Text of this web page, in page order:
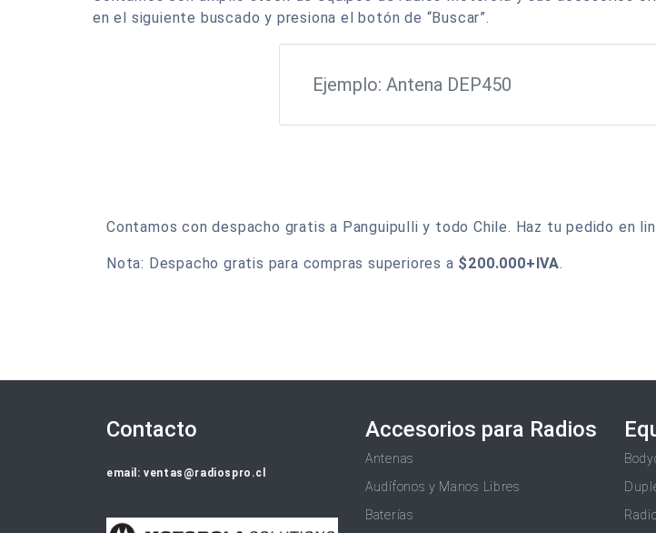
en el siguiente buscado y presiona el botón de “Buscar”.
Contamos con despacho gratis a Panguipulli y todo Chile. Haz tu pedido en
Nota: Despacho gratis para compras superiores a $200.000+IVA.
Contacto
email: ventas@radiospro.cl
Accesorios para Radios
Antenas
Audífonos y Manos Libres
Baterías